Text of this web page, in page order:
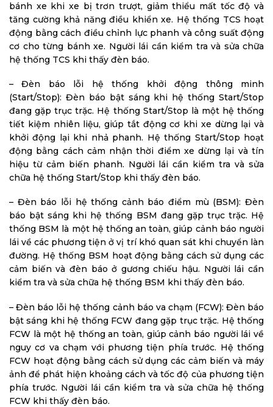
bánh xe khi xe bị trơn trượt, giảm thiểu mất tốc độ và
tăng cường khả năng điều khiển xe. Hệ thống TCS hoạt
động bằng cách điều chỉnh lực phanh và công suất động
cơ cho từng bánh xe. Người lái cần kiểm tra và sửa chữa
hệ thống TCS khi thấy đèn báo.
– Đèn báo lỗi hệ thống khởi động thông minh
(Start/Stop): Đèn báo bật sáng khi hệ thống Start/Stop
đang gặp trục trặc. Hệ thống Start/Stop là một hệ thống
tiết kiệm nhiên liệu, giúp tắt động cơ khi xe dừng lại và
khởi động lại khi nhả phanh. Hệ thống Start/Stop hoạt
động bằng cách cảm nhận thời điểm xe dừng lại và tín
hiệu từ cảm biến phanh. Người lái cần kiểm tra và sửa
chữa hệ thống Start/Stop khi thấy đèn báo.
– Đèn báo lỗi hệ thống cảnh báo điểm mù (BSM): Đèn
báo bật sáng khi hệ thống BSM đang gặp trục trặc. Hệ
thống BSM là một hệ thống an toàn, giúp cảnh báo người
lái về các phương tiện ở vị trí khó quan sát khi chuyển làn
đường. Hệ thống BSM hoạt động bằng cách sử dụng các
cảm biến và đèn báo ở gương chiếu hậu. Người lái cần
kiểm tra và sửa chữa hệ thống BSM khi thấy đèn báo.
– Đèn báo lỗi hệ thống cảnh báo va chạm (FCW): Đèn báo
bật sáng khi hệ thống FCW đang gặp trục trặc. Hệ thống
FCW là một hệ thống an toàn, giúp cảnh báo người lái về
nguy cơ va chạm với phương tiện phía trước. Hệ thống
FCW hoạt động bằng cách sử dụng các cảm biến và máy
ảnh để phát hiện khoảng cách và tốc độ của phương tiện
phía trước. Người lái cần kiểm tra và sửa chữa hệ thống
FCW khi thấy đèn báo.